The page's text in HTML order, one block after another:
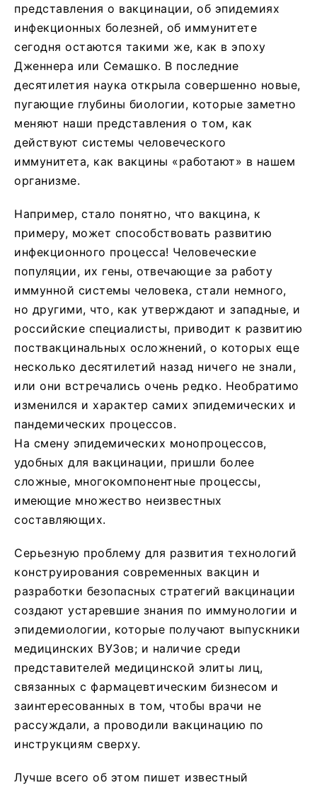
представления о вакцинации, об эпидемиях
инфекционных болезней, об иммунитете
сегодня остаются такими же, как в эпоху
Дженнера или Семашко. В последние
десятилетия наука открыла совершенно новые,
пугающие глубины биологии, которые заметно
меняют наши представления о том, как
действуют системы человеческого
иммунитета, как вакцины «работают» в нашем
организме.
Например, стало понятно, что вакцина, к
примеру, может способствовать развитию
инфекционного процесса! Человеческие
популяции, их гены, отвечающие за работу
иммунной системы человека, стали немного,
но другими, что, как утверждают и западные, и
российские специалисты, приводит к развитию
поствакцинальных осложнений, о которых еще
несколько десятилетий назад ничего не знали,
или они встречались очень редко. Необратимо
изменился и характер самих эпидемических и
пандемических процессов.
На смену эпидемических монопроцессов,
удобных для вакцинации, пришли более
сложные, многокомпонентные процессы,
имеющие множество неизвестных
составляющих.
Серьезную проблему для развития технологий
конструирования современных вакцин и
разработки безопасных стратегий вакцинации
создают устаревшие знания по иммунологии и
эпидемиологии, которые получают выпускники
медицинских ВУЗов; и наличие среди
представителей медицинской элиты лиц,
связанных с фармацевтическим бизнесом и
заинтересованных в том, чтобы врачи не
рассуждали, а проводили вакцинацию по
инструкциям сверху.
Лучше всего об этом пишет известный